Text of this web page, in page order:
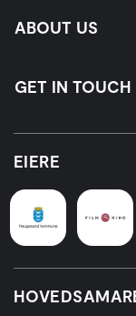
ABOUT US
GET IN TOUCH
EIERE